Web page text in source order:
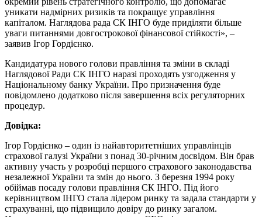
уникати надмірних ризиків та покращує управління
капіталом. Наглядова рада СК ІНГО буде приділяти більше
уваги питаннями довгострокової фінансової стійкості», –
заявив Ігор Гордієнко.
Кандидатура нового голови правління та зміни в складі
Наглядової Ради СК ІНГО наразі проходять узгодження у
Національному банку України. Про призначення буде
повідомлено додатково після завершення всіх регуляторних
процедур.
Довідка:
Ігор Гордієнко – один із найавторитетніших управлінців
страхової галузі України з понад 30-річним досвідом. Він брав
активну участь у розробці першого страхового законодавства
незалежної України та змін до нього. З березня 1994 року
обіймав посаду голови правління СК ІНГО. Під його
керівництвом ІНГО стала лідером ринку та задала стандарти у
страхуванні, що підвищило довіру до ринку загалом.